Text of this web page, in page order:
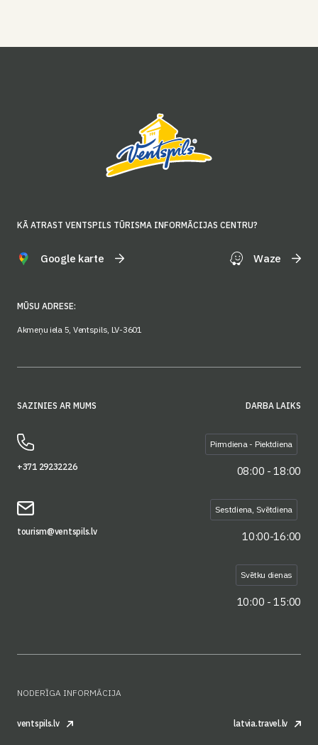
KĀ ATRAST VENTSPILS TŪRISMA INFORMĀCIJAS CENTRU?
Google karte Waze
MŪSU ADRESE:
Akmeņu iela 5, Ventspils, LV-3601
SAZINIES AR MUMS
+371 29232226
tourism@ventspils.lv
DARBA LAIKS
Pirmdiena - Piektdiena
08:00 - 18:00
Sestdiena, Svētdiena
10:00-16:00
Svētku dienas
10:00 - 15:00
NODERĪGA INFORMĀCIJA
ventspils.lv latvia.travel.lv